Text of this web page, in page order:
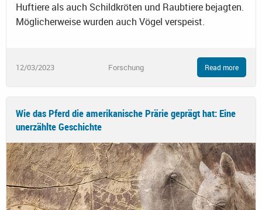
Huftiere als auch Schildkröten und Raubtiere bejagten.
Möglicherweise wurden auch Vögel verspeist.
12/03/2023 Forschung Read more
Wie das Pferd die amerikanische Prärie geprägt hat: Eine
unerzählte Geschichte